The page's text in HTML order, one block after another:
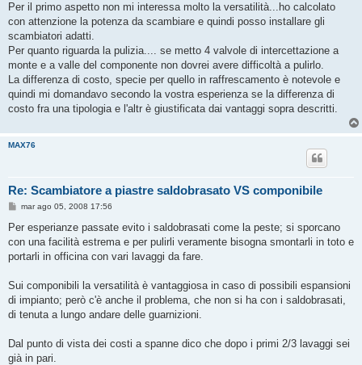
Per il primo aspetto non mi interessa molto la versatilità...ho calcolato
con attenzione la potenza da scambiare e quindi posso installare gli
scambiatori adatti.
Per quanto riguarda la pulizia.... se metto 4 valvole di intercettazione a
monte e a valle del componente non dovrei avere difficoltà a pulirlo.
La differenza di costo, specie per quello in raffrescamento è notevole e
quindi mi domandavo secondo la vostra esperienza se la differenza di
costo fra una tipologia e l'altr è giustificata dai vantaggi sopra descritti.
MAX76
Re: Scambiatore a piastre saldobrasato VS componibile
M
s
a
g
o
mar ago 05, 2008 17:56
Per esperianze passate evito i saldobrasati come la peste; si sporcano
con una facilità estrema e per pulirli veramente bisogna smontarli in toto e
portarli in officina con vari lavaggi da fare.
Sui componibili la versatilità è vantaggiosa in caso di possibili espansioni
di impianto; però c'è anche il problema, che non si ha con i saldobrasati,
di tenuta a lungo andare delle guarnizioni.
Dal punto di vista dei costi a spanne dico che dopo i primi 2/3 lavaggi sei
già in pari.